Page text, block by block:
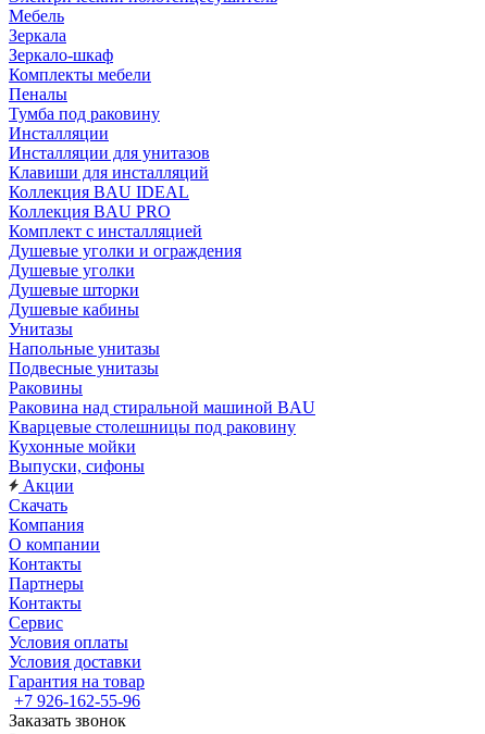
Мебель
Зеркала
Зеркало-шкаф
Комплекты мебели
Пеналы
Тумба под раковину
Инсталляции
Инсталляции для унитазов
Клавиши для инсталляций
Коллекция BAU IDEAL
Коллекция BAU PRO
Комплект с инсталляцией
Душевые уголки и ограждения
Душевые уголки
Душевые шторки
Душевые кабины
Унитазы
Напольные унитазы
Подвесные унитазы
Раковины
Раковина над стиральной машиной BAU
Кварцевые столешницы под раковину
Кухонные мойки
Выпуски, сифоны
Акции
Скачать
Компания
О компании
Контакты
Партнеры
Контакты
Сервис
Условия оплаты
Условия доставки
Гарантия на товар
+7 926-162-55-96
Заказать звонок